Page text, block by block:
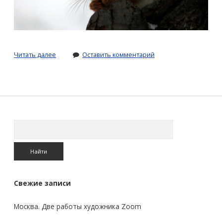
Читать далее НескучныйОставить комментарий
Свежие записи
Москва. Две работы художника Zoom